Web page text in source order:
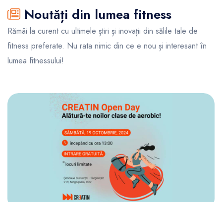
Noutăți din lumea fitness
Rămâi la curent cu ultimele știri și inovații din sălile tale de
fitness preferate. Nu rata nimic din ce e nou și interesant în
lumea fitnessului!